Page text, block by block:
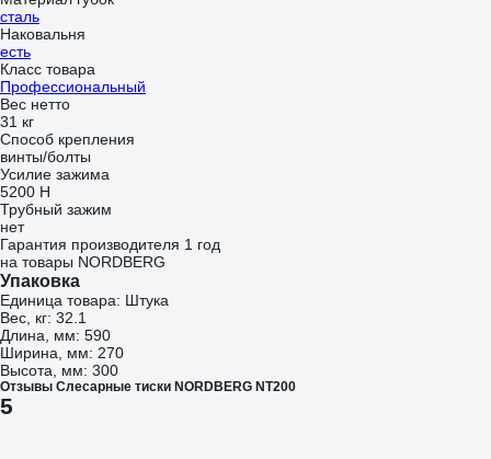
сталь
Наковальня
есть
Класс товара
Профессиональный
Вес нетто
31 кг
Способ крепления
винты/болты
Усилие зажима
5200 Н
Трубный зажим
нет
Гарантия производителя 1 год
на товары NORDBERG
Упаковка
Единица товара: Штука
Вес, кг: 32.1
Длина, мм: 590
Ширина, мм: 270
Высота, мм: 300
Отзывы Слесарные тиски NORDBERG NT200
5